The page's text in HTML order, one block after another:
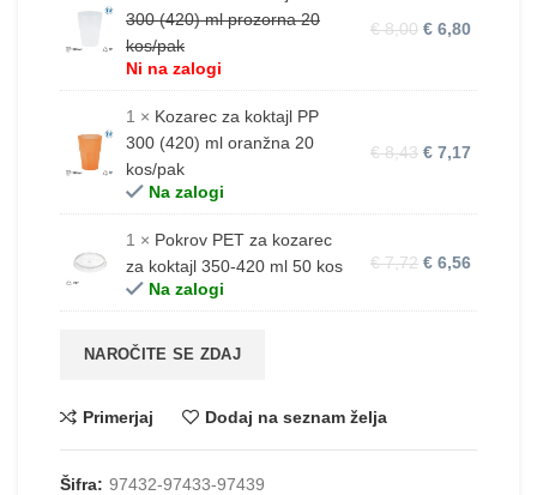
300 (420) ml prozorna 20
kos/pak
Ni na zalogi
€8,00 € 6,80
1 × Kozarec za koktajl PP
300 (420) ml oranžna 20
kos/pak
Na zalogi
€8,43 € 7,17
1 × Pokrov PET za kozarec
za koktajl 350-420 ml 50 kos
Na zalogi
€7,72 € 6,56
NAROČITE SE ZDAJ
Primerjaj Dodaj na seznam želja
Šifra: 97432-97433-97439